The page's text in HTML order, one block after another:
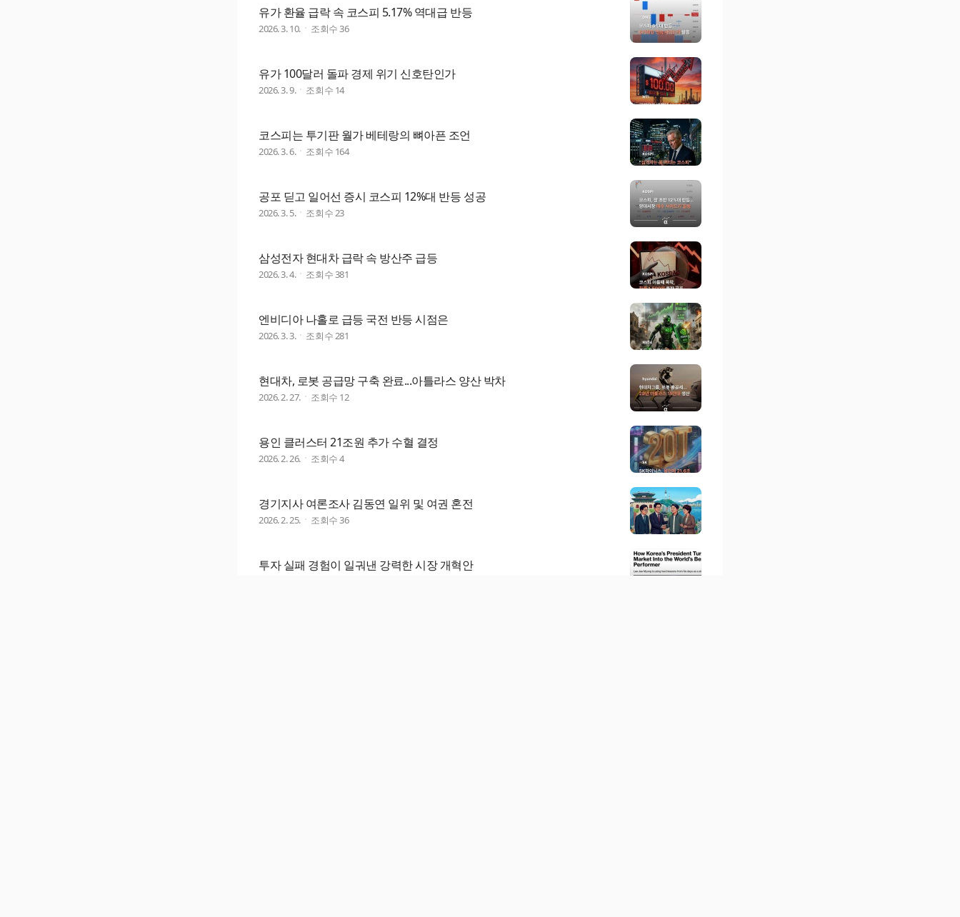
유가 환율 급락 속 코스피 5.17% 역대급 반등
2026. 3. 10. 조회수36
유가 100달러 돌파 경제 위기 신호탄인가
2026. 3. 9. 조회수 14
코스피는 투기판 월가 베테랑의 뼈아픈 조언
2026. 3. 6. 조회수 164
공포 딛고 일어선 증시 코스피 12%대 반등 성공
2026. 3. 5. 조회수23
삼성전자 현대차 급락 속 방산주 급등
2026. 3. 4. 조회수381
엔비디아 나홀로 급등 국전 반등 시점은
2026. 3. 3. 조회수281
현대차, 로봇 공급망 구축 완료...아틀라스 양산 박차
2026. 2. 27. 조회수 12
용인 클러스터 21조원 추가 수혈 결정
2026. 2. 26. 조회수4
경기지사 여론조사 김동연 일위 및 여권 혼전
2026. 2. 25. 조회수36
투자 실패 경험이 일궈낸 강력한 시장 개혁안